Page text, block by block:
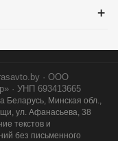
+
· ООО
· УНП 693413665
Беларусь, Минская обл.,
ул. Афанасьева, 38
текстов и
без письменного